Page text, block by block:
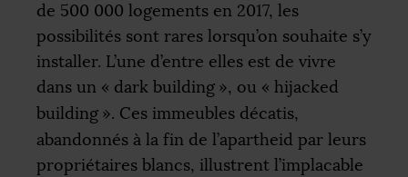
de 500 000 logements en 2017, les
possibilités sont rares lorsqu’on souhaite s’y
installer. L’une d’entre elles est de vivre
dans un « dark building », ou « hijacked
building ». Ces immeubles décatis,
abandonnés à la fin de l’apartheid par leurs
propriétaires blancs, illustrent l’implacable